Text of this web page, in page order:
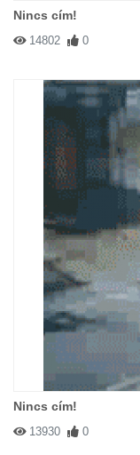
Nincs cím!
14802 0
Nincs cím!
13930 0